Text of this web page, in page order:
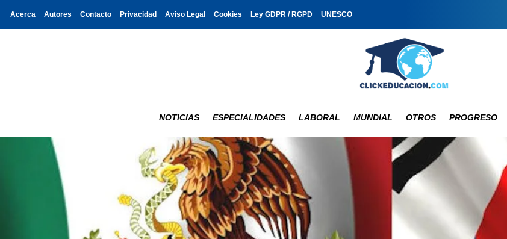
Acerca Autores Contacto Privacidad Aviso Legal Cookies Ley GDPR / RGPD UNESCO
NOTICIAS ESPECIALIDADES LABORAL MUNDIAL OTROS PROGRESO